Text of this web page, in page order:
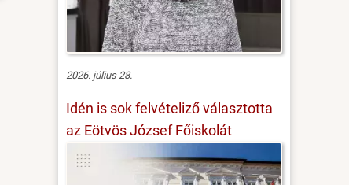
2026. július 28.
Idén is sok felvételiző választotta
az Eötvös József Főiskolát